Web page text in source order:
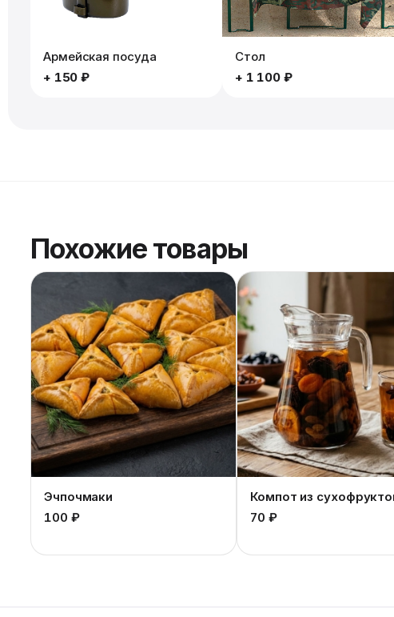
Армейская посуда
+ 150 ₽
Стол
+ 1 100 ₽
Похожие товары
Эчпочмаки
100 ₽
Компот из
70 ₽